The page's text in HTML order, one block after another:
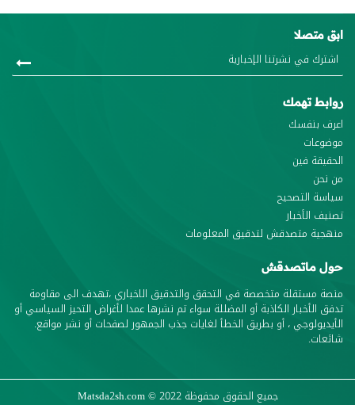
ابق متصلا
روابط تهمك
اعرف بنفسك
موضوعات
الحقيقة فين
من نحن
سياسة التصحيح
تصنيف الأخبار
منهجية متصدقش لتدقيق المعلومات
حول ماتصدقش
منصة مستقلة متخصصة في التحقق والتدقيق الاخباري ،تهدف الى مقاومة
تدفق الأخبار الكاذبة أو المضللة سواء تم نشرها عمدا لأغراض التحيز السياسي أو
الأيديولوجي ، أو بطريق الخطأ لغايات جذب الجمهور لصفحات أو نشر مواقع.
شائعات.
جميع الحقوق محفوظة Matsda2sh.com© 2022